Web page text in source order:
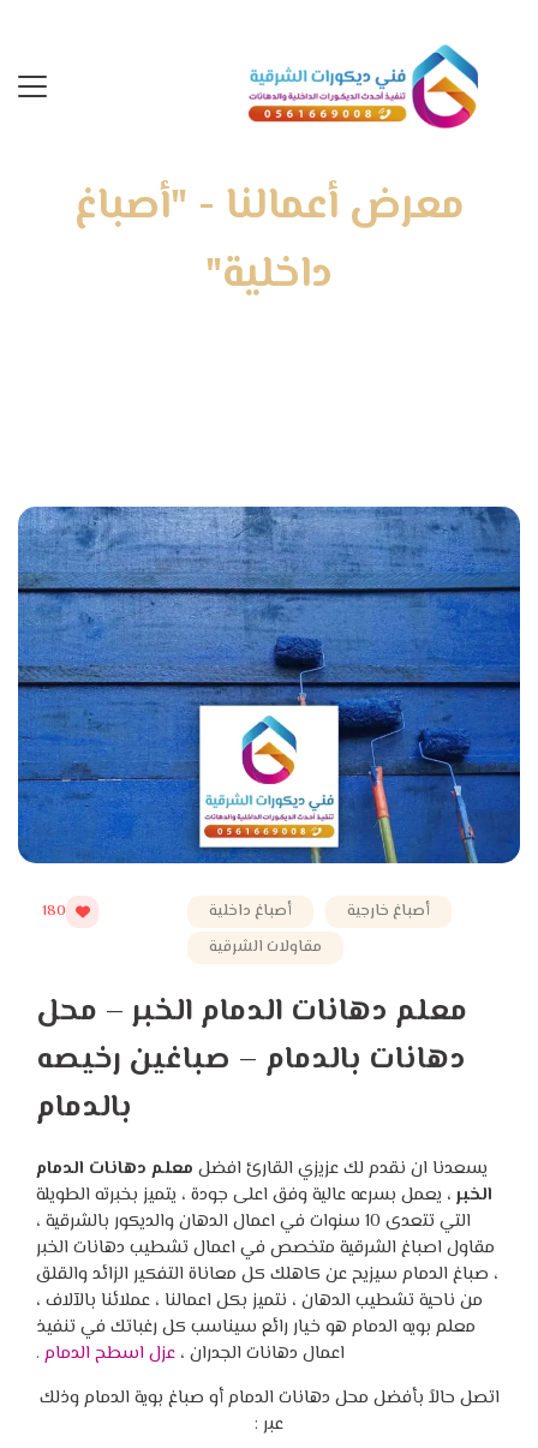
معرض أعمالنا - "أصباغ
داخلية"
أصباغ خارجية
أصباغ داخلية
مقاولات الشرقية
180
معلم دهانات الدمام الخبر – محل
دهانات بالدمام – صباغين رخيصه
بالدمام
يسعدنا ان نقدم لك عزيزي القارئ افضل معلم دهانات الدمام
الخبر ، يعمل بسرعه عالية وفق اعلى جودة ، يتميز بخبرته الطويلة
التي تتعدى 10 سنوات في اعمال الدهان والديكور بالشرقية ،
مقاول اصباغ الشرقية متخصص في اعمال تشطيب دهانات الخبر
، صباغ الدمام سيزيح عن كاهلك كل معاناة التفكير الزائد والقلق
من ناحية تشطيب الدهان ، نتميز بكل اعمالنا ، عملائنا بالآلاف ،
معلم بويه الدمام هو خيار رائع سيناسب كل رغباتك في تنفيذ
اعمال دهانات الجدران ، عزل اسطح الدمام .
اتصل حالاً بأفضل محل دهانات الدمام أو صباغ بوية الدمام وذلك
عبر :